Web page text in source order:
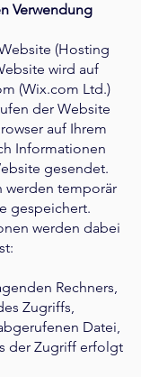
Verwendung
(Hosting
wird auf
(Wix.com Ltd.)
der Website
auf Ihrem
Informationen
gesendet.
werden temporär
gespeichert.
werden dabei
Rechners,
Zugriffs,
Datei,
der Zugriff erfolgt